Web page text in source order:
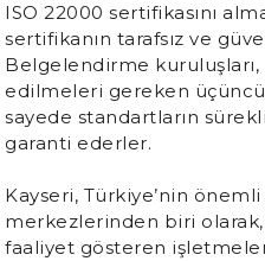
ISO 22000 sertifikasını
sertifikanın tarafsız ve
Belgelendirme
edilmeleri gereken
sayede standartların
garanti ederler.
Kayseri, Türkiye’nin
merkezlerinden biri
faaliyet gösteren